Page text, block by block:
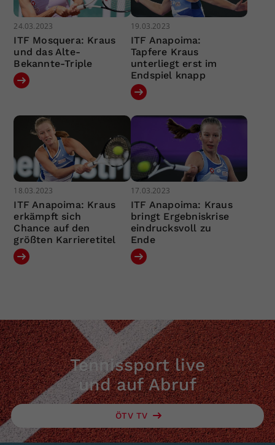
24.03.2023
ITF Mosquera: Kraus
und das Alte-
Bekannte-Triple
19.03.2023
ITF Anapoima:
Tapfere Kraus
unterliegt erst im
Endspiel knapp
18.03.2023
ITF Anapoima: Kraus
erkämpft sich
Chance auf den
größten Karrieretitel
17.03.2023
ITF Anapoima: Kraus
bringt Ergebniskrise
eindrucksvoll zu
Ende
Tennissport live
und auf Abruf
ÖTV TV